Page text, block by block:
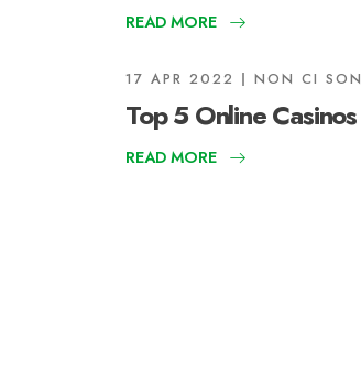
READ MORE
17 APR 2022 NON CI
Top 5 Online
READ MORE